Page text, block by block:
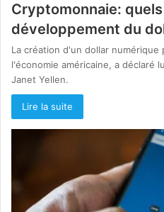
Cryptomonnaie:
développement du
La création d'un dollar
l'économie américaine, a déclaré
Janet Yellen.
Lire la suite